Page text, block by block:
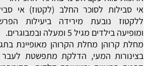
אי סבילות לסוכר החלב (לקטוז) אי
ללקטוז נובעת מירידה ביעילות
ומופיעה בילדים מגיל 5 ומעלה ובמבוגרים.
מחלת קרוהן מחלת הקרוהן מאופיינת
בצינורות המעי, הדלקת מתפשטת